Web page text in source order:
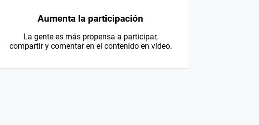
Aumenta la participación
La gente es más propensa a participar,
compartir y comentar en el contenido en vídeo.